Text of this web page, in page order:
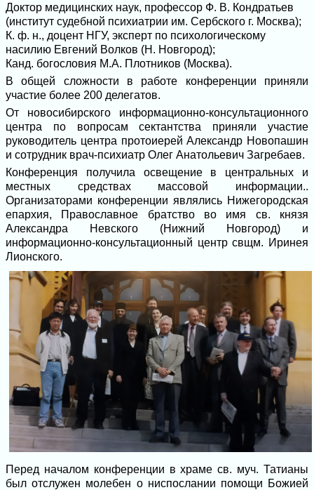
Доктор медицинских наук, профессор Ф. В. Кондратьев
(институт судебной психиатрии им. Сербского г. Москва);
К. ф. н., доцент НГУ, эксперт по психологическому
насилию Евгений Волков (Н. Новгород);
Канд. богословия М.А. Плотников (Москва).
В общей сложности в работе конференции приняли
участие более 200 делегатов.
От новосибирского информационно-консультационного
центра по вопросам сектантства приняли участие
руководитель центра протоиерей Александр Новопашин
и сотрудник врач-психиатр Олег Анатольевич Загребаев.
Конференция получила освещение в центральных и
местных средствах массовой информации..
Организаторами конференции являлись Нижегородская
епархия, Православное братство во имя св. князя
Александра Невского (Нижний Новгород) и
информационно-консультационный центр свщм. Иринея
Лионского.
Перед началом конференции в храме св. муч. Татианы
был отслужен молебен о ниспослании помощи Божией